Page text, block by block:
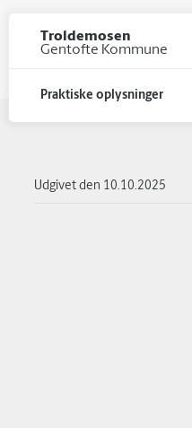
Gå til hoved indhold
Troldemosen
Gentofte Kommune
Praktiske oplysninger
Udgivet den 10.10.2025